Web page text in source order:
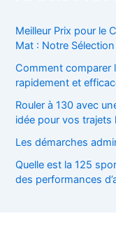
Meilleur Prix pour le
Mat : Notre
Comment comparer
rapidement et
Rouler à 130 avec
idée pour vos trajets
Les démarches
Quelle est la 125
des performances